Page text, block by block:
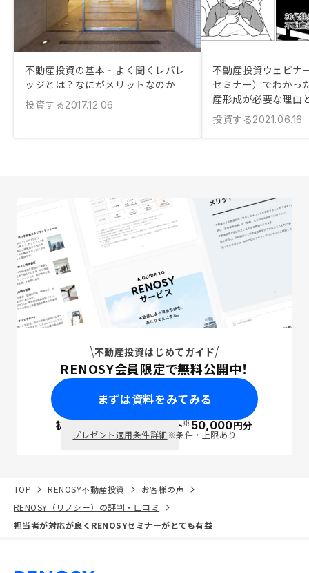
不動産投資の基本‐よく聞くレバレ
ッジとは？なにがメリットなのか
投資する2017.12.06
不動産投資ウェビナ
セミナー）でわかっ
産形成が必要な理由
投資する2021.06.16
不動産投資はじめてガイド
RENOSY会員限定で無料公開中！
まずは資料をみてみる
初回面談で ポイント※50,000円分
プレゼント適用条件詳細※条件・上限あり
TOP RENOSY不動産投資
お客様の声
RENOSY（リノシー）の評判・口コミ
担当者が対応が良くRENOSYセミナーがとても有益